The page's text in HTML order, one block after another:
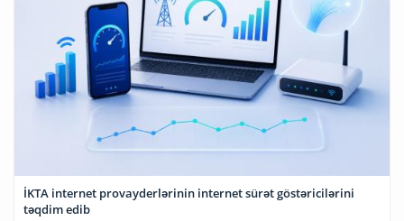
İKTA internet provayderlərinin internet sürət göstəricilərini
təqdim edib